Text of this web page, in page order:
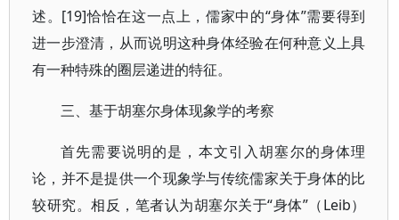
述。[19]恰恰在这一点上，儒家中的“身体”需要得到
进一步澄清，从而说明这种身体经验在何种意义上具
有一种特殊的圈层递进的特征。
三、基于胡塞尔身体现象学的考察
首先需要说明的是，本文引入胡塞尔的身体理
论，并不是提供一个现象学与传统儒家关于身体的比
较研究。相反，笔者认为胡塞尔关于“身体”（Leib）